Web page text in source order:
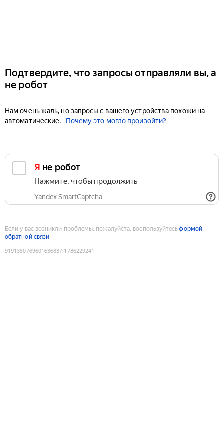
Подтвердите, что запросы отправляли вы, а
не робот
Нам очень жаль, но запросы с вашего устройства похожи на
автоматические.
Почему это могло произойти?
Я не робот
Нажмите, чтобы продолжить
Yandex SmartCaptcha
Если у вас возникли проблемы, пожалуйста, воспользуйтесьформой
обратной связи
9191350769601636837:1786229241